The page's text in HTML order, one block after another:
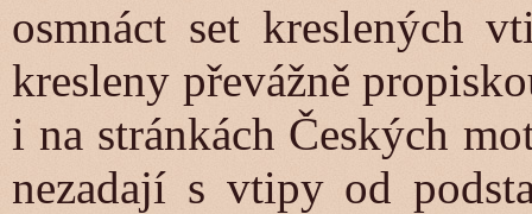
osmnáct set kreslených
kresleny převážně
i na stránkách Českých
nezadají s vtipy od